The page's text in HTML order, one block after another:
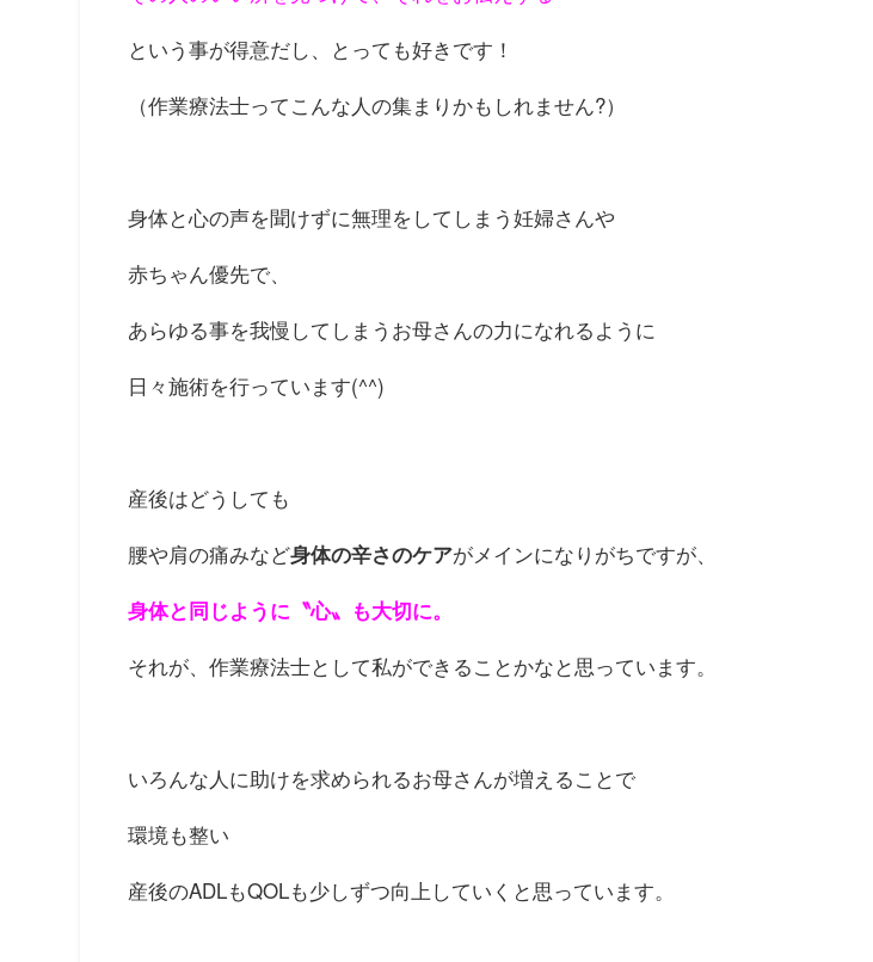
という事が得意だし、とっても好きです！
（作業療法士ってこんな人の集まりかもしれません?）
身体と心の声を聞けずに無理をしてしまう妊婦さんや
赤ちゃん優先で、
あらゆる事を我慢してしまうお母さんの力になれるように
日々施術を行っています(^^)
産後はどうしても
腰や肩の痛みなど身体の辛さのケアがメインになりがちですが、
身体と同じように〝心〟も大切に。
それが、作業療法士として私ができることかなと思っています。
いろんな人に助けを求められるお母さんが増えることで
環境も整い
産後のADLもQOLも少しずつ向上していくと思っています。